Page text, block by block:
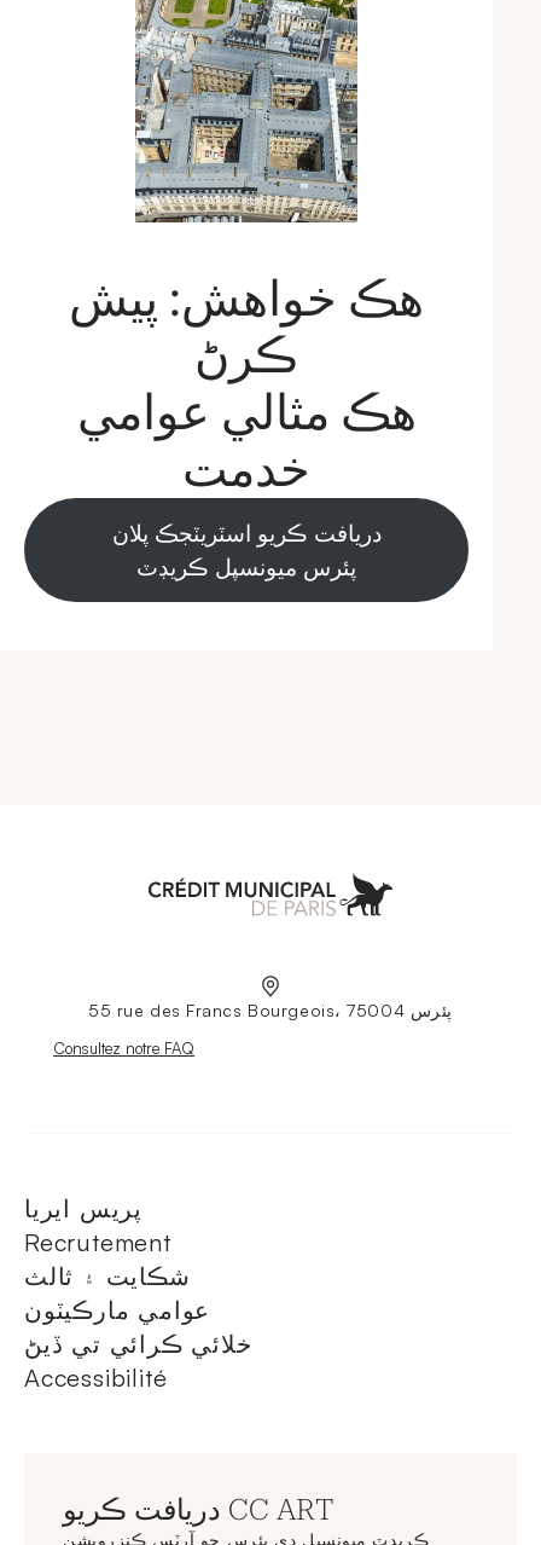
هڪ خواهش: پيش
ڪرڻ
هڪ مثالي عوامي
خدمت
دريافت ڪريو اسٽريٽجڪ پلان
پئرس ميونسپل ڪريڊٽ
55 rue des Francs Bourgeois، 75004 پئرس
Nouvelle fenêtre
Consultez notre FAQ
پريس ايريا
Recrutement
شڪايت ۽ ثالث
عوامي مارڪيٽون
خلائي ڪرائي تي ڏيڻ
Accessibilité
دريافت ڪريو CC ART
ڪريڊٽ ميونسپل ڊي پئرس جو آرٽس ڪنزرويشن